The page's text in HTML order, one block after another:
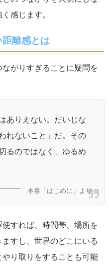
感じます。
離感とは
がりすぎることに疑問を
ありえない。だいじな
れないこと」だ。その
るのではなく、ゆるめ
本書「はじめに」より
すれば、時間帯、場所を
すし、世界のどこにいる
り取りをすることも可能